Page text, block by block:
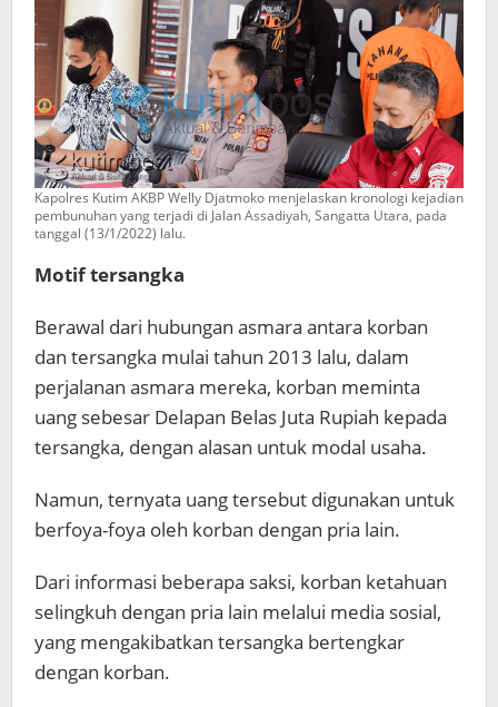
Kapolres Kutim AKBP Welly Djatmoko menjelaskan kronologi kejadian
pembunuhan yang terjadi di Jalan Assadiyah, Sangatta Utara, pada
tanggal (13/1/2022) lalu.
Motif tersangka
Berawal dari hubungan asmara antara korban
dan tersangka mulai tahun 2013 lalu, dalam
perjalanan asmara mereka, korban meminta
uang sebesar Delapan Belas Juta Rupiah kepada
tersangka, dengan alasan untuk modal usaha.
Namun, ternyata uang tersebut digunakan untuk
berfoya-foya oleh korban dengan pria lain.
Dari informasi beberapa saksi, korban ketahuan
selingkuh dengan pria lain melalui media sosial,
yang mengakibatkan tersangka bertengkar
dengan korban.